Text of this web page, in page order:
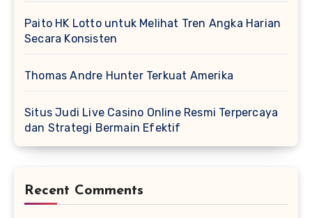
Paito HK Lotto untuk Melihat Tren Angka Harian
Secara Konsisten
Thomas Andre Hunter Terkuat Amerika
Situs Judi Live Casino Online Resmi Terpercaya
dan Strategi Bermain Efektif
Recent Comments